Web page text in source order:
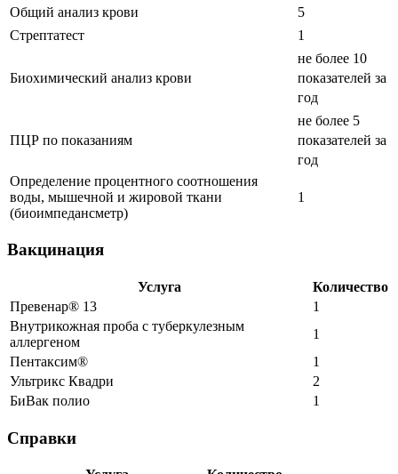
Общий анализ крови
5
Стрептатест
1
Биохимический анализ крови
не более 10
показателей за
год
ПЦР по показаниям
не более 5
показателей за
год
Определение процентного соотношения
воды, мышечной и жировой ткани
(биоимпедансметр)
1
Вакцинация
Услуга
Количество
Превенар® 13
1
Внутрикожная проба с туберкулезным
аллергеном
1
Пентаксим®
1
Ультрикс Квадри
2
БиВак полио
1
Справки